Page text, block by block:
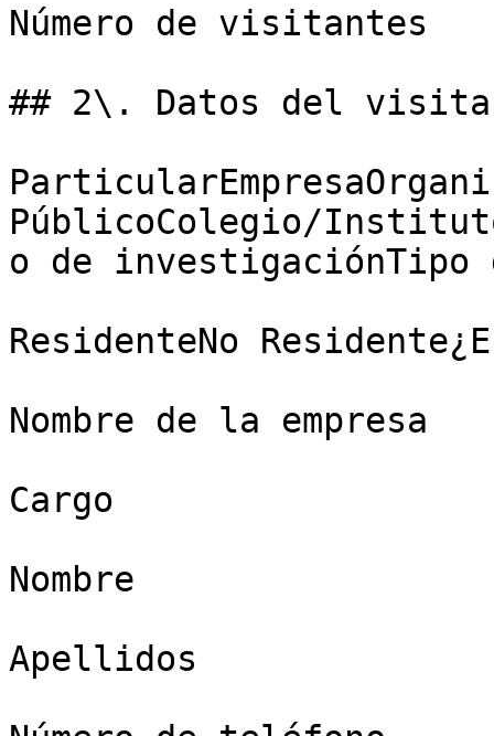
Número de visitantes
## 2\. Datos del
PúblicoColegio/
o de
ResidenteNo
Nombre de la empresa
Cargo
Nombre
Apellidos